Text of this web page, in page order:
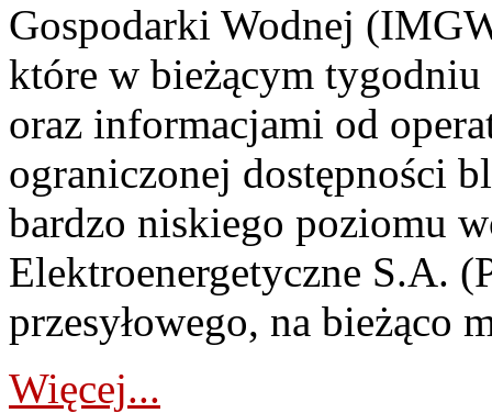
Gospodarki Wodnej
które w bieżącym tygodniu
oraz informacjami od
ograniczonej dostępności
bardzo niskiego poziomu
Elektroenergetyczne S.A.
przesyłowego, na bieżąco
Więcej...